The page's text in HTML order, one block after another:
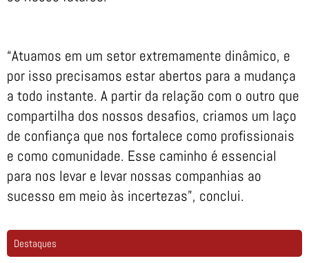
“Atuamos em um setor extremamente dinâmico, e
por isso precisamos estar abertos para a mudança
a todo instante. A partir da relação com o outro que
compartilha dos nossos desafios, criamos um laço
de confiança que nos fortalece como profissionais
e como comunidade. Esse caminho é essencial
para nos levar e levar nossas companhias ao
sucesso em meio às incertezas”, conclui.
Destaques